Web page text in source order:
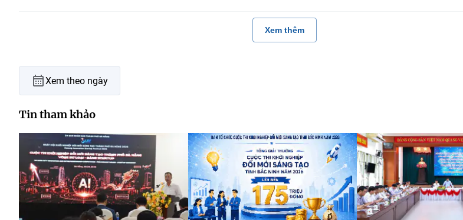
Xem thêm
Xem theo ngày
Tin tham khảo